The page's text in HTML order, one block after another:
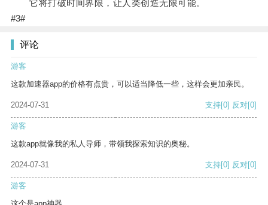
它将打破时间界限，让人类创造无限可能。
#3#
评论
游客
这款加速器app的价格有点贵，可以适当降低一些，这样会更加亲民。
2024-07-31 支持[0] 反对[0]
游客
这款app就像我的私人导师，带领我探索知识的奥秘。
2024-07-31 支持[0] 反对[0]
游客